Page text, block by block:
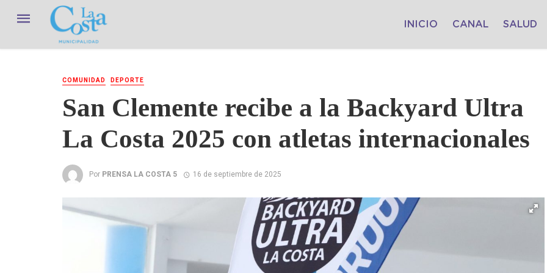
INICIO CANAL SALUD
COMUNIDAD DEPORTE
San Clemente recibe a la Backyard Ultra
La Costa 2025 con atletas internacionales
Por PRENSA LA COSTA 5 16 de septiembre de 2025